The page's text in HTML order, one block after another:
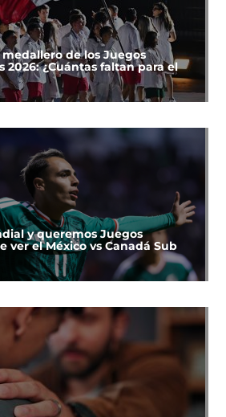
de los Juegos
2026: ¿Cuántas faltan para el
y queremos Juegos
ver el México vs Canadá Sub